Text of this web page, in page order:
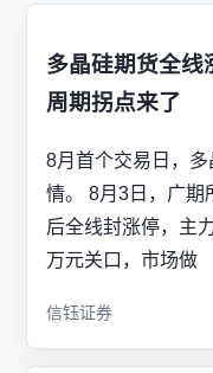
多晶硅期货全线
周期拐点来了
8月首个交易日，
情。 8月3日，广期
后全线封涨停，主
万元关口，市场做
信钰证券